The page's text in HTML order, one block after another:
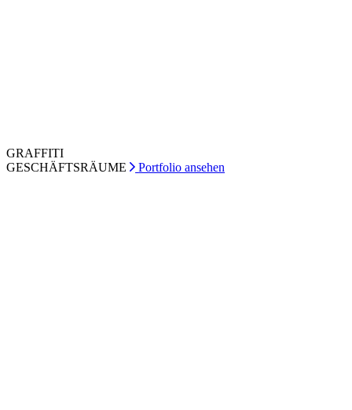
GRAFFITI
GESCHÄFTSRÄUME
Portfolio ansehen